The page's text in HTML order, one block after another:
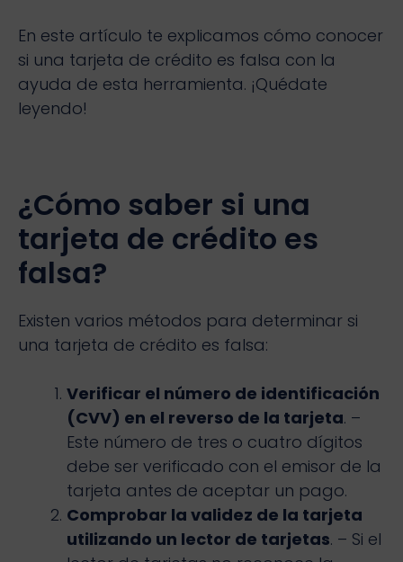
En este artículo te explicamos cómo conocer
si una tarjeta de crédito es falsa con la
ayuda de esta herramienta. ¡Quédate
leyendo!
¿Cómo saber si una
tarjeta de crédito es
falsa?
Existen varios métodos para determinar si
una tarjeta de crédito es falsa:
Verificar el número de identificación
(CVV) en el reverso de la tarjeta. –
Este número de tres o cuatro dígitos
debe ser verificado con el emisor de la
tarjeta antes de aceptar un pago.
Comprobar la validez de la tarjeta
utilizando un lector de tarjetas. – Si el